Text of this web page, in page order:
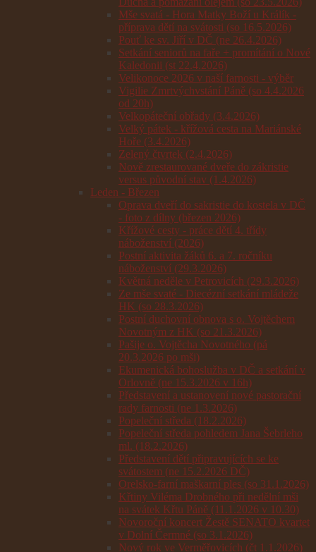
Mše svatá - Hora Matky Boží u Králík -
příprava dětí na svátosti (so 16.5.2026)
Pouť ke sv. Jiří v DČ (ne 26.4.2026)
Setkání seniorů na faře + promítání o Nové
Kaledonii (st 22.4.2026)
Velikonoce 2026 v naší farnosti - výběr
Vigilie Zmrtvýchvstání Páně (so 4.4.2026
od 20h)
Velkopáteční obřady (3.4.2026)
Velký pátek - křížová cesta na Mariánské
Hoře (3.4.2026)
Zelený čtvrtek (2.4.2026)
Nově zrestaurované dveře do zákristie
versus původní stav (1.4.2026)
Leden - Březen
Oprava dveří do sakristie do kostela v DČ
- foto z dílny (březen 2026)
Křížové cesty - práce dětí 4. třídy
náboženství (2026)
Postní aktivita žáků 6. a 7. ročníku
náboženství (29.3.2026)
Květná neděle v Petrovicích (29.3.2026)
Ze mše svaté - Diecézní setkání mládeže
HK (so 28.3.2026)
Postní duchovní obnova s o. Vojtěchem
Novotným z HK (so 21.3.2026)
Pašije o. Vojtěcha Novotného (pá
20.3.2026 po mši)
Ekumenická bohoslužba v DČ a setkání v
Orlovně (ne 15.3.2026 v 16h)
Představení a ustanovení nové pastorační
rady farnosti (ne 1.3.2026)
Popeleční středa (18.2.2026)
Popeleční středa pohledem Jana Šebrleho
ml. (18.2.2026)
Představení dětí připravujících se ke
svátostem (ne 15.2.2026 DČ)
Orelsko-farní maškarní ples (so 31.1.2026)
Křtiny Viléma Drobného při nedělní mši
na svátek Křtu Páně (11.1.2026 v 10.30)
Novoroční koncert Žestě SENATO kvartet
v Dolní Čermné (so 3.1.2026)
Nový rok ve Verměřovicích (čt 1.1.2026)